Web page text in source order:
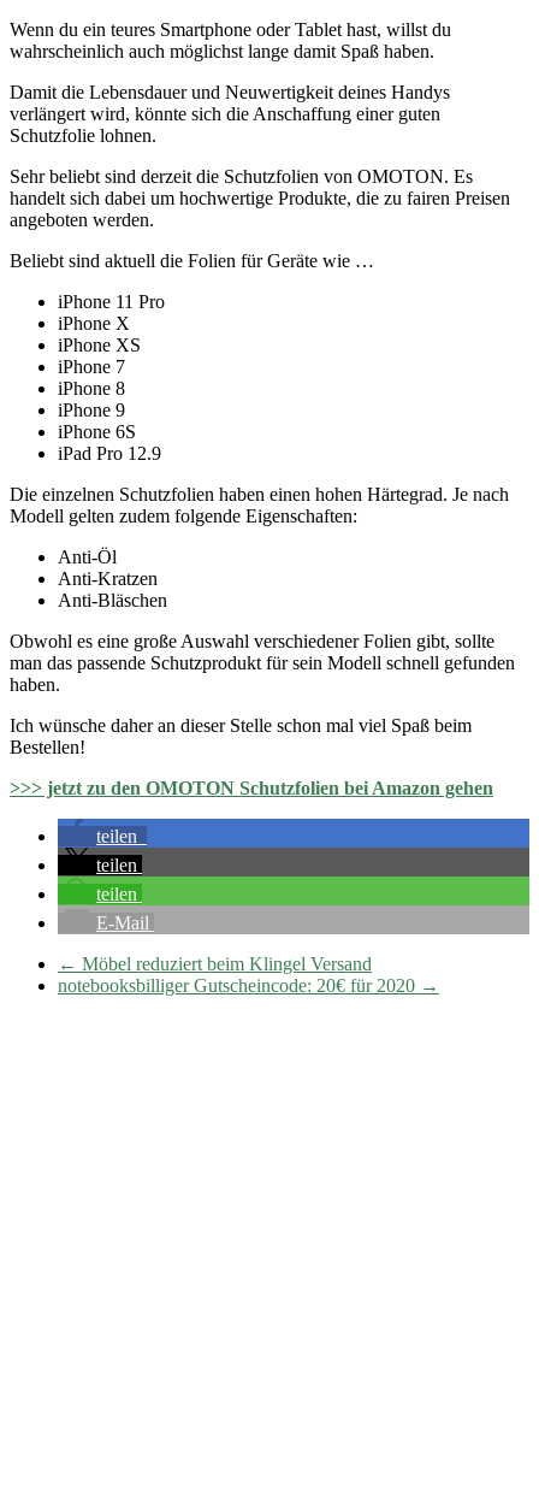
Wenn du ein teures Smartphone oder Tablet hast, willst du
wahrscheinlich auch möglichst lange damit Spaß haben.
Damit die Lebensdauer und Neuwertigkeit deines Handys
verlängert wird, könnte sich die Anschaffung einer guten
Schutzfolie lohnen.
Sehr beliebt sind derzeit die Schutzfolien von OMOTON. Es
handelt sich dabei um hochwertige Produkte, die zu fairen Preisen
angeboten werden.
Beliebt sind aktuell die Folien für Geräte wie …
iPhone 11 Pro
iPhone X
iPhone XS
iPhone 7
iPhone 8
iPhone 9
iPhone 6S
iPad Pro 12.9
Die einzelnen Schutzfolien haben einen hohen Härtegrad. Je nach
Modell gelten zudem folgende Eigenschaften:
Anti-Öl
Anti-Kratzen
Anti-Bläschen
Obwohl es eine große Auswahl verschiedener Folien gibt, sollte
man das passende Schutzprodukt für sein Modell schnell gefunden
haben.
Ich wünsche daher an dieser Stelle schon mal viel Spaß beim
Bestellen!
>>> jetzt zu den OMOTON Schutzfolien bei Amazon gehen
teilen
teilen
teilen
E-Mail
← Möbel reduziert beim Klingel Versand
notebooksbilliger Gutscheincode: 20€ für 2020 →